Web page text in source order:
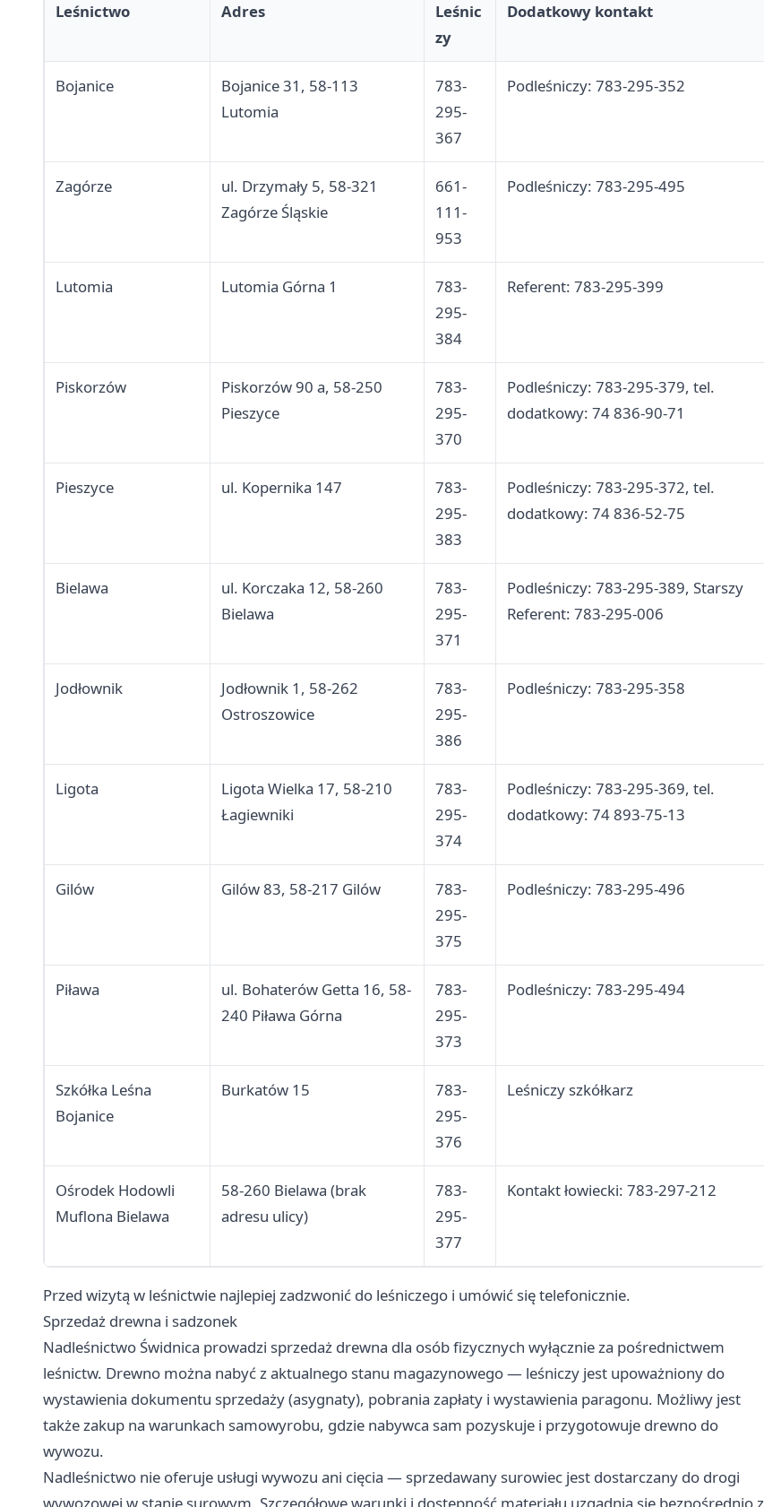
Leśnictwo Adres
Leśnic
zy
Dodatkowy kontakt
Bojanice
Bojanice 31, 58-113
Lutomia
783-
295-
367
Podleśniczy: 783-295-352
Zagórze
ul. Drzymały 5, 58-321
Zagórze Śląskie
661-
111-
953
Podleśniczy: 783-295-495
Lutomia Lutomia Górna 1
783-
295-
384
Referent: 783-295-399
Piskorzów
Piskorzów 90 a, 58-250
Pieszyce
783-
295-
370
Podleśniczy: 783-295-379, tel.
dodatkowy: 74 836-90-71
Pieszyce ul. Kopernika 147
783-
295-
383
Podleśniczy: 783-295-372, tel.
dodatkowy: 74 836-52-75
Bielawa
ul. Korczaka 12, 58-260
Bielawa
783-
295-
371
Podleśniczy: 783-295-389, Starszy
Referent: 783-295-006
Jodłownik
Jodłownik 1, 58-262
Ostroszowice
783-
295-
386
Podleśniczy: 783-295-358
Ligota
Ligota Wielka 17, 58-210
Łagiewniki
783-
295-
374
Podleśniczy: 783-295-369, tel.
dodatkowy: 74 893-75-13
Gilów Gilów 83, 58-217 Gilów
783-
295-
375
Podleśniczy: 783-295-496
Piława
ul. Bohaterów Getta 16, 58-
240 Piława Górna
783-
295-
373
Podleśniczy: 783-295-494
Szkółka Leśna
Bojanice
Burkatów 15
783-
295-
376
Leśniczy szkółkarz
Ośrodek Hodowli
Muflona Bielawa
58-260 Bielawa (brak
adresu ulicy)
783-
295-
377
Kontakt łowiecki: 783-297-212
Przed wizytą w leśnictwie najlepiej zadzwonić do leśniczego i umówić się telefonicznie.
Sprzedaż drewna i sadzonek
Nadleśnictwo Świdnica prowadzi sprzedaż drewna dla osób fizycznych wyłącznie za pośrednictwem
leśnictw. Drewno można nabyć z aktualnego stanu magazynowego — leśniczy jest upoważniony do
wystawienia dokumentu sprzedaży (asygnaty), pobrania zapłaty i wystawienia paragonu. Możliwy jest
także zakup na warunkach samowyrobu, gdzie nabywca sam pozyskuje i przygotowuje drewno do
wywozu.
Nadleśnictwo nie oferuje usługi wywozu ani cięcia — sprzedawany surowiec jest dostarczany do drogi